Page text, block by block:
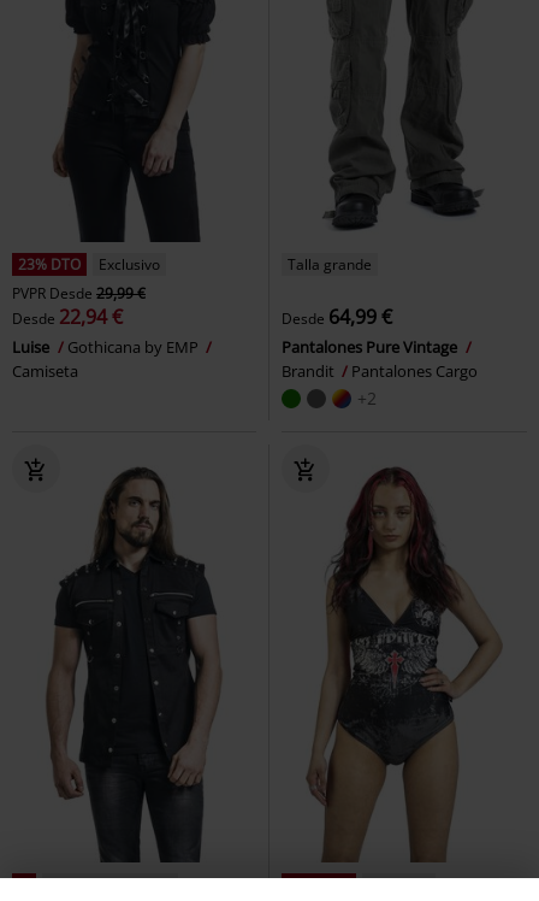
23% DTO
Exclusivo
PVPR Desde 29,99 €
Desde 22,94 €
Luise
Gothicana by EMP
Camiseta
Talla grande
Desde 64,99 €
Pantalones Pure Vintage
Brandit
Pantalones Cargo
+2
% Detalles metálicos 52% DTO
Exclusivo